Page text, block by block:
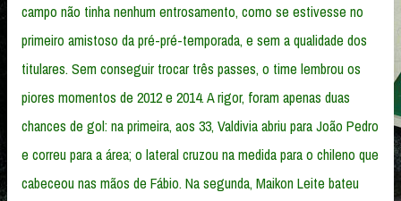
campo não tinha nenhum entrosamento, como se estivesse no
primeiro amistoso da pré-pré-temporada, e sem a qualidade dos
titulares. Sem conseguir trocar três passes, o time lembrou os
piores momentos de 2012 e 2014. A rigor, foram apenas duas
chances de gol: na primeira, aos 33, Valdivia abriu para João Pedro
e correu para a área; o lateral cruzou na medida para o chileno que
cabeceou nas mãos de Fábio. Na segunda, Maikon Leite bateu